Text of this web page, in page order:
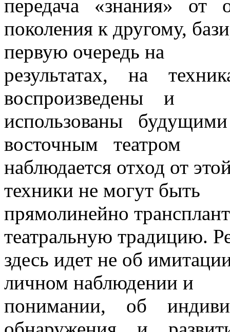
передача «знания» от
поколения к другому,
первую очередь на
результатах, на
воспроизведены и
использованы
восточным театром
наблюдается отход от
техники не могут быть
прямолинейно
театральную традицию.
здесь идет не об
личном наблюдении и
понимании, об